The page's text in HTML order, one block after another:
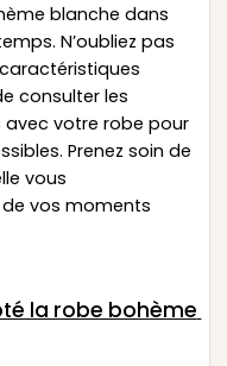
blanche dans
N’oubliez pas
consulter les
votre robe pour
Prenez soin de
vous
vos moments
la robe bohème